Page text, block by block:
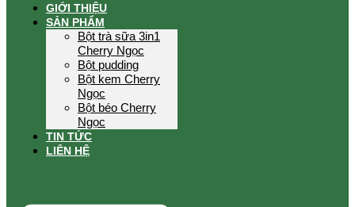
GIỚI THIỆU
SẢN PHẨM
Bột trà sữa 3in1
Cherry Ngọc
Bột pudding
Bột kem Cherry
Ngọc
Bột béo Cherry
Ngọc
TIN TỨC
LIÊN HỆ